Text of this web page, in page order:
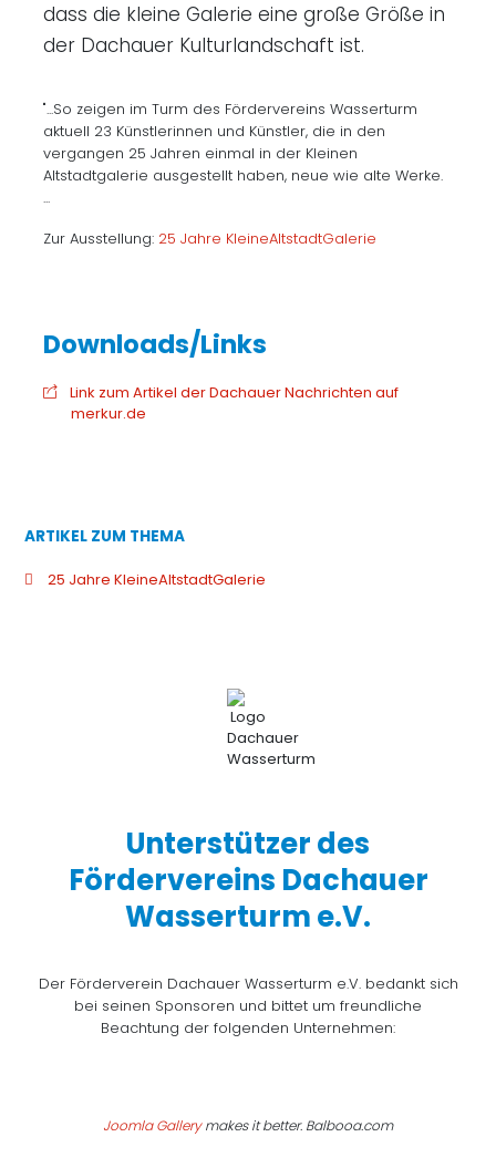
dass die kleine Galerie eine große Größe in
der Dachauer Kulturlandschaft ist.
"...So zeigen im Turm des Fördervereins Wasserturm
aktuell 23 Künstlerinnen und Künstler, die in den
vergangen 25 Jahren einmal in der Kleinen
Altstadtgalerie ausgestellt haben, neue wie alte Werke.
...
Zur Ausstellung: 25 Jahre KleineAltstadtGalerie
Link zum Artikel der Dachauer Nachrichten auf
merkur.de
ARTIKEL ZUM THEMA
25 Jahre KleineAltstadtGalerie
Unterstützer des
Fördervereins Dachauer
Wasserturm e.V.
Der Förderverein Dachauer Wasserturm e.V. bedankt sich
bei seinen Sponsoren und bittet um freundliche
Beachtung der folgenden Unternehmen:
Joomla Gallerymakes it better. Balbooa.com